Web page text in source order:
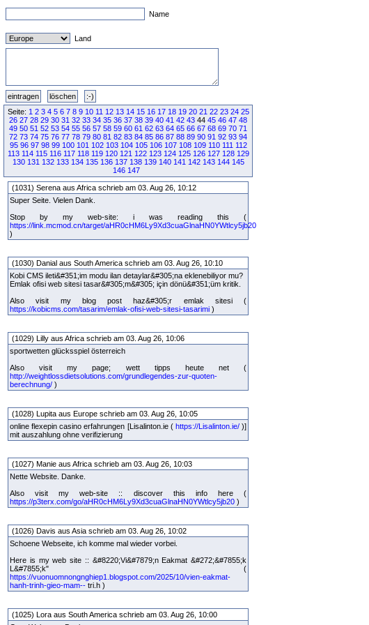
Name
Land
Seite: 1 2 3 4 5 6 7 8 9 10 11 12 13 14 15 16 17 18 19 20 21 22 23 24 25
26 27 28 29 30 31 32 33 34 35 36 37 38 39 40 41 42 43 44 45 46 47 48
49 50 51 52 53 54 55 56 57 58 59 60 61 62 63 64 65 66 67 68 69 70 71
72 73 74 75 76 77 78 79 80 81 82 83 84 85 86 87 88 89 90 91 92 93 94
95 96 97 98 99 100 101 102 103 104 105 106 107 108 109 110 111 112
113 114 115 116 117 118 119 120 121 122 123 124 125 126 127 128 129
130 131 132 133 134 135 136 137 138 139 140 141 142 143 144 145
146 147
(1031) Serena aus Africa schrieb am 03. Aug 26, 10:12
Super Seite. Vielen Dank.
Stop by my web-site: i was reading this (
https://link.mcmod.cn/target/aHR0cHM6Ly9Xd3cuaGlnaHN0YWtlcy5jb20
)
(1030) Danial aus South America schrieb am 03. Aug 26, 10:10
Kobi CMS ileti&#351;im modu ilan detaylar&#305;na eklenebiliyor mu?
Emlak ofisi web sitesi tasar&#305;m&#305; için dönü&#351;üm kritik.
Also visit my blog post haz&#305;r emlak sitesi (
https://kobicms.com/tasarim/emlak-ofisi-web-sitesi-tasarimi )
(1029) Lilly aus Africa schrieb am 03. Aug 26, 10:06
sportwetten glücksspiel österreich
Also visit my page; wett tipps heute net (
http://weightlossdietsolutions.com/grundlegendes-zur-quoten-
berechnung/ )
(1028) Lupita aus Europe schrieb am 03. Aug 26, 10:05
online flexepin casino erfahrungen [Lisalinton.ie ( https://Lisalinton.ie/)]
mit auszahlung ohne verifizierung
(1027) Manie aus Africa schrieb am 03. Aug 26, 10:03
Nette Website. Danke.
Also visit my web-site :: discover this info here (
https://p3terx.com/go/aHR0cHM6Ly9Xd3cuaGlnaHN0YWtlcy5jb20 )
(1026) Davis aus Asia schrieb am 03. Aug 26, 10:02
Schoene Webseite, ich komme mal wieder vorbei.
Here is my web site :: &#8220;Vi&#7879;n Eakmat &#272;&#7855;k
L&#7855;k" (
https://vuonuomnongnghiep1.blogspot.com/2025/10/vien-eakmat-
hanh-trinh-gieo-mam-- tri.h )
(1025) Lora aus South America schrieb am 03. Aug 26, 10:00